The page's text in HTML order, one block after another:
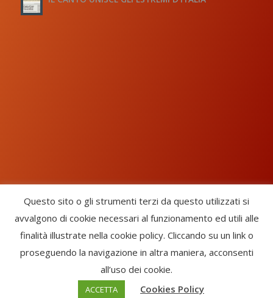
Chorus Inside - International Choral Federation - APS Ente Terzo
Settore · CF: 93058420691
Enfold Theme by Kriesi
Questo sito o gli strumenti terzi da questo utilizzati si
avvalgono di cookie necessari al funzionamento ed utili alle
finalità illustrate nella cookie policy. Cliccando su un link o
proseguendo la navigazione in altra maniera, acconsenti
all’uso dei cookie.
ACCETTA Cookies Policy